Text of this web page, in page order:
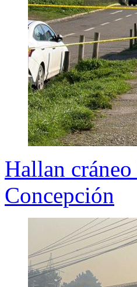
Hallan
Concepción